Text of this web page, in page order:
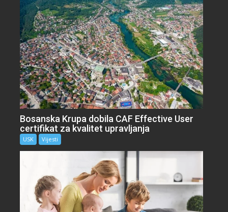
Bosanska Krupa dobila CAF Effective User
certifikat za kvalitet upravljanja
USK Vijesti